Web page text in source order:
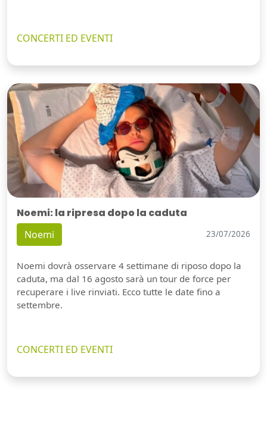
CONCERTI ED EVENTI
Noemi: la ripresa dopo la caduta
Noemi 23/07/2026
Noemi dovrà osservare 4 settimane di riposo dopo la
caduta, ma dal 16 agosto sarà un tour de force per
recuperare i live rinviati. Ecco tutte le date fino a
settembre.
CONCERTI ED EVENTI